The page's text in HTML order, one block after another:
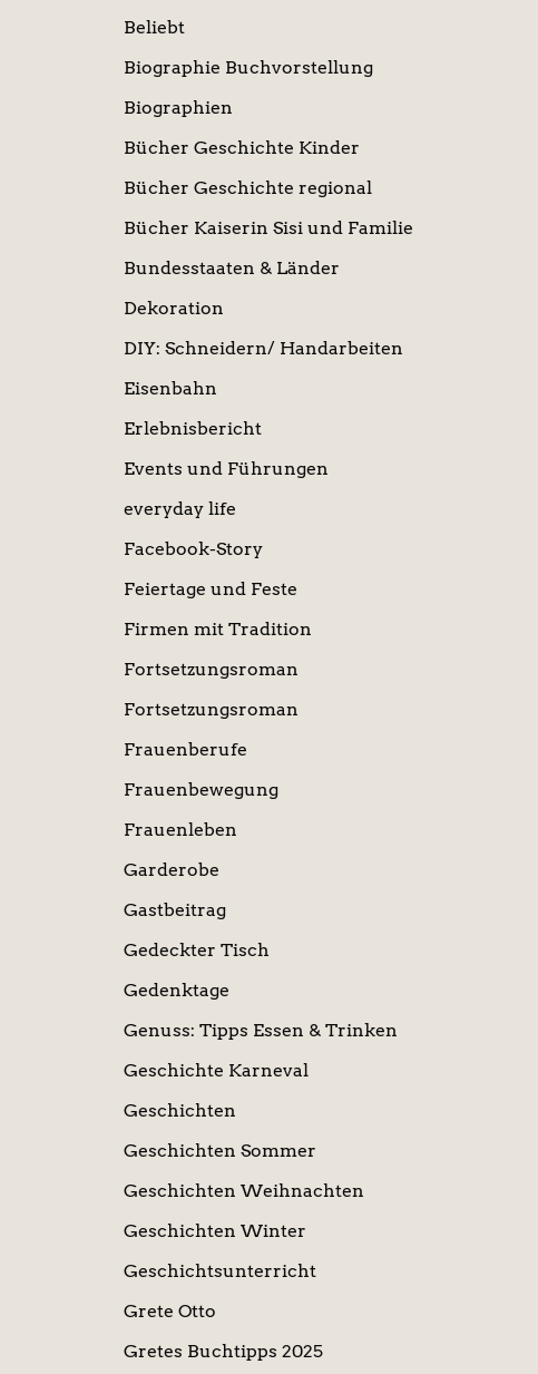
Beliebt
Biographie Buchvorstellung
Biographien
Bücher Geschichte Kinder
Bücher Geschichte regional
Bücher Kaiserin Sisi und Familie
Bundesstaaten & Länder
Dekoration
DIY: Schneidern/ Handarbeiten
Eisenbahn
Erlebnisbericht
Events und Führungen
everyday life
Facebook-Story
Feiertage und Feste
Firmen mit Tradition
Fortsetzungsroman
Fortsetzungsroman
Frauenberufe
Frauenbewegung
Frauenleben
Garderobe
Gastbeitrag
Gedeckter Tisch
Gedenktage
Genuss: Tipps Essen & Trinken
Geschichte Karneval
Geschichten
Geschichten Sommer
Geschichten Weihnachten
Geschichten Winter
Geschichtsunterricht
Grete Otto
Gretes Buchtipps 2025